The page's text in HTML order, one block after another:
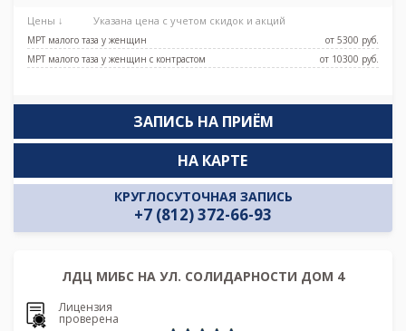
Площадь Ленина, Чернышевская
Цены ↓ Указана цена с учетом скидок и акций
МРТ малого таза у женщин
от 5300 pуб.
МРТ малого таза у женщин с контрастом
от 10300 pуб.
ЗАПИСЬ НА ПРИЁМ
КРУГЛОСУТОЧНАЯ ЗАПИСЬ
+7 (812) 372-66-93
НА КАРТЕ
ЛДЦ МИБС НА УЛ. СОЛИДАРНОСТИ ДОМ 4
Лицензия
проверена